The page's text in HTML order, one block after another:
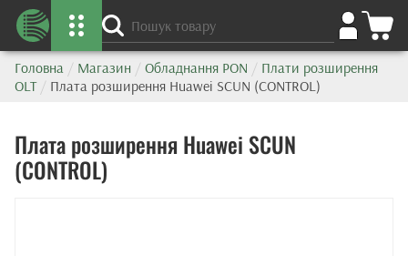
Головна / Магазин / Обладнання PON / Плати розширення
OLT / Плата розширення Huawei SCUN (CONTROL)
Плата розширення Huawei SCUN
(CONTROL)